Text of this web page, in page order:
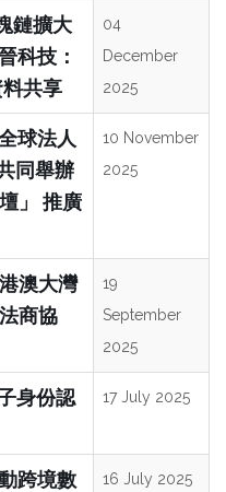
鏈擴大
科技：
共享
04
December
2025
球法人
同舉辦
」 推廣
10 November
2025
澳大灣
商協
19
September
2025
身份認
17 July 2025
跨境數
16 July 2025